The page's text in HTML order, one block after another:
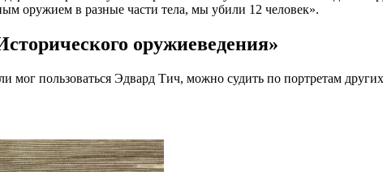
оружием в разные части тела, мы убили 12 человек».
оружиеведения»
пользоваться Эдвард Тич, можно судить по портретам